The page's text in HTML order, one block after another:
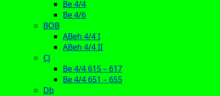
Be 4/4
Be 4/6
BOB
ABeh 4/4 I
ABeh 4/4 II
CJ
Be 4/4 615 – 617
Be 4/4 651 – 655
Db